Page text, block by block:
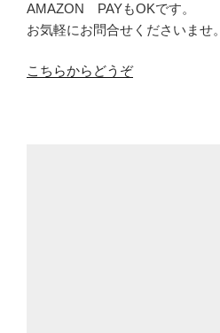
AMAZON PAYもOKです。
お気軽にお問合せくださいませ。
こちらからどうぞ